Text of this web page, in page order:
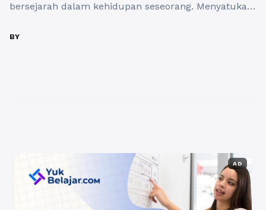
bersejarah dalam kehidupan seseorang. Menyatukan
selalu meninggalkan kenangan-kenangan yang
BY
AD